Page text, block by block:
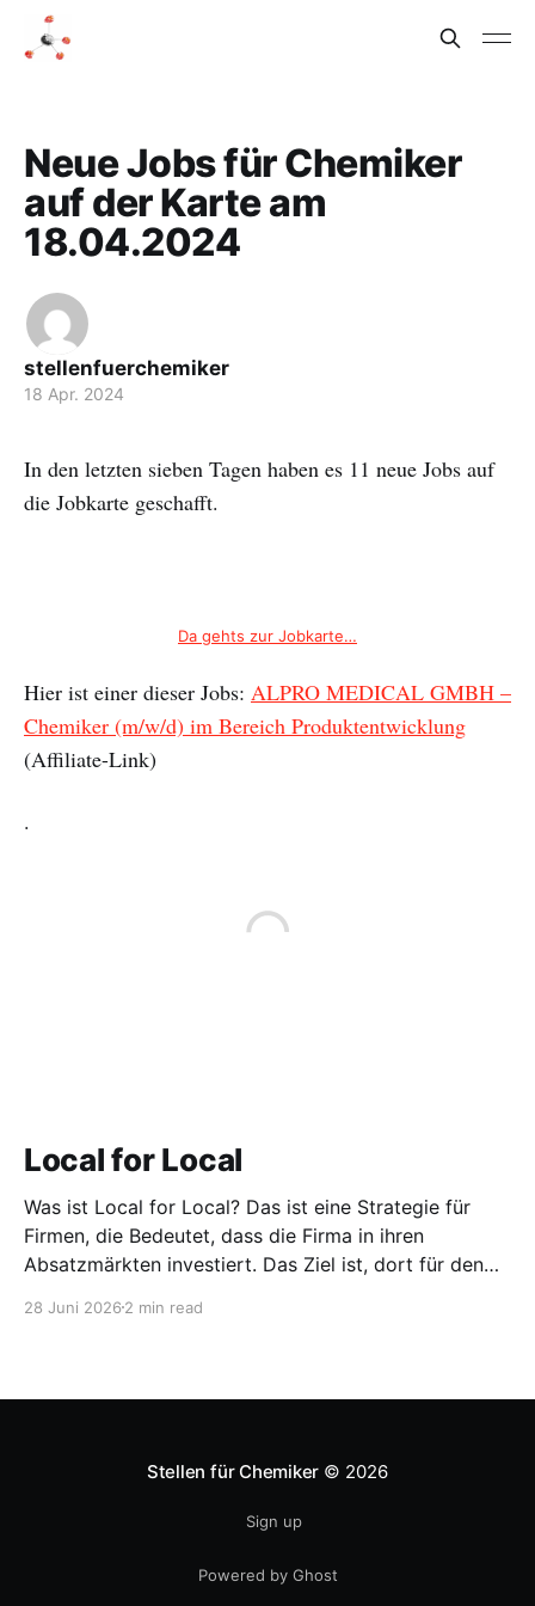
Neue Jobs für Chemiker
auf der Karte am
18.04.2024
stellenfuerchemiker
18 Apr. 2024
In den letzten sieben Tagen haben es 11 neue Jobs auf
die Jobkarte geschafft.
Da gehts zur Jobkarte…
Hier ist einer dieser Jobs: ALPRO MEDICAL GMBH –
Chemiker (m/w/d) im Bereich Produktentwicklung
(Affiliate-Link)
.
Local for Local
Was ist Local for Local? Das ist eine Strategie für
Firmen, die Bedeutet, dass die Firma in ihren
Absatzmärkten investiert. Das Ziel ist, dort für den
entwickeln. Diese Strategie ist von Toyota bekannt,
28 Juni 2026 2 min read
Stellen für Chemiker © 2026
Sign up
Powered by Ghost